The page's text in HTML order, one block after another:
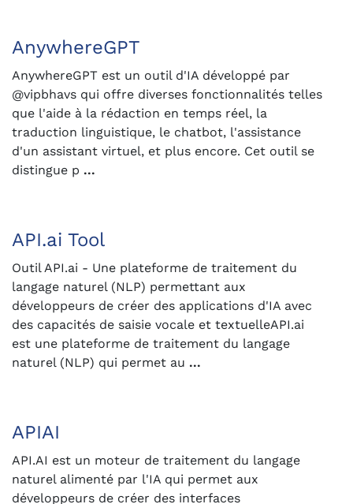
AnywhereGPT
AnywhereGPT est un outil d'IA développé par
@vipbhavs qui offre diverses fonctionnalités telles
que l'aide à la rédaction en temps réel, la
traduction linguistique, le chatbot, l'assistance
d'un assistant virtuel, et plus encore. Cet outil se
distingue p ...
API.ai Tool
Outil API.ai - Une plateforme de traitement du
langage naturel (NLP) permettant aux
développeurs de créer des applications d'IA avec
des capacités de saisie vocale et textuelleAPI.ai
est une plateforme de traitement du langage
naturel (NLP) qui permet au ...
APIAI
API.AI est un moteur de traitement du langage
naturel alimenté par l'IA qui permet aux
développeurs de créer des interfaces